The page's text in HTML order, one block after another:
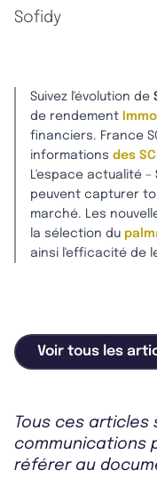
Sofidy
Suivez l'évolution de
de rendement
financiers. France
informations des
L'espace actualité –
peuvent capturer
marché. Les
la sélection du
ainsi l'efficacité de
Voir tous les
Tous ces
communications
référer au